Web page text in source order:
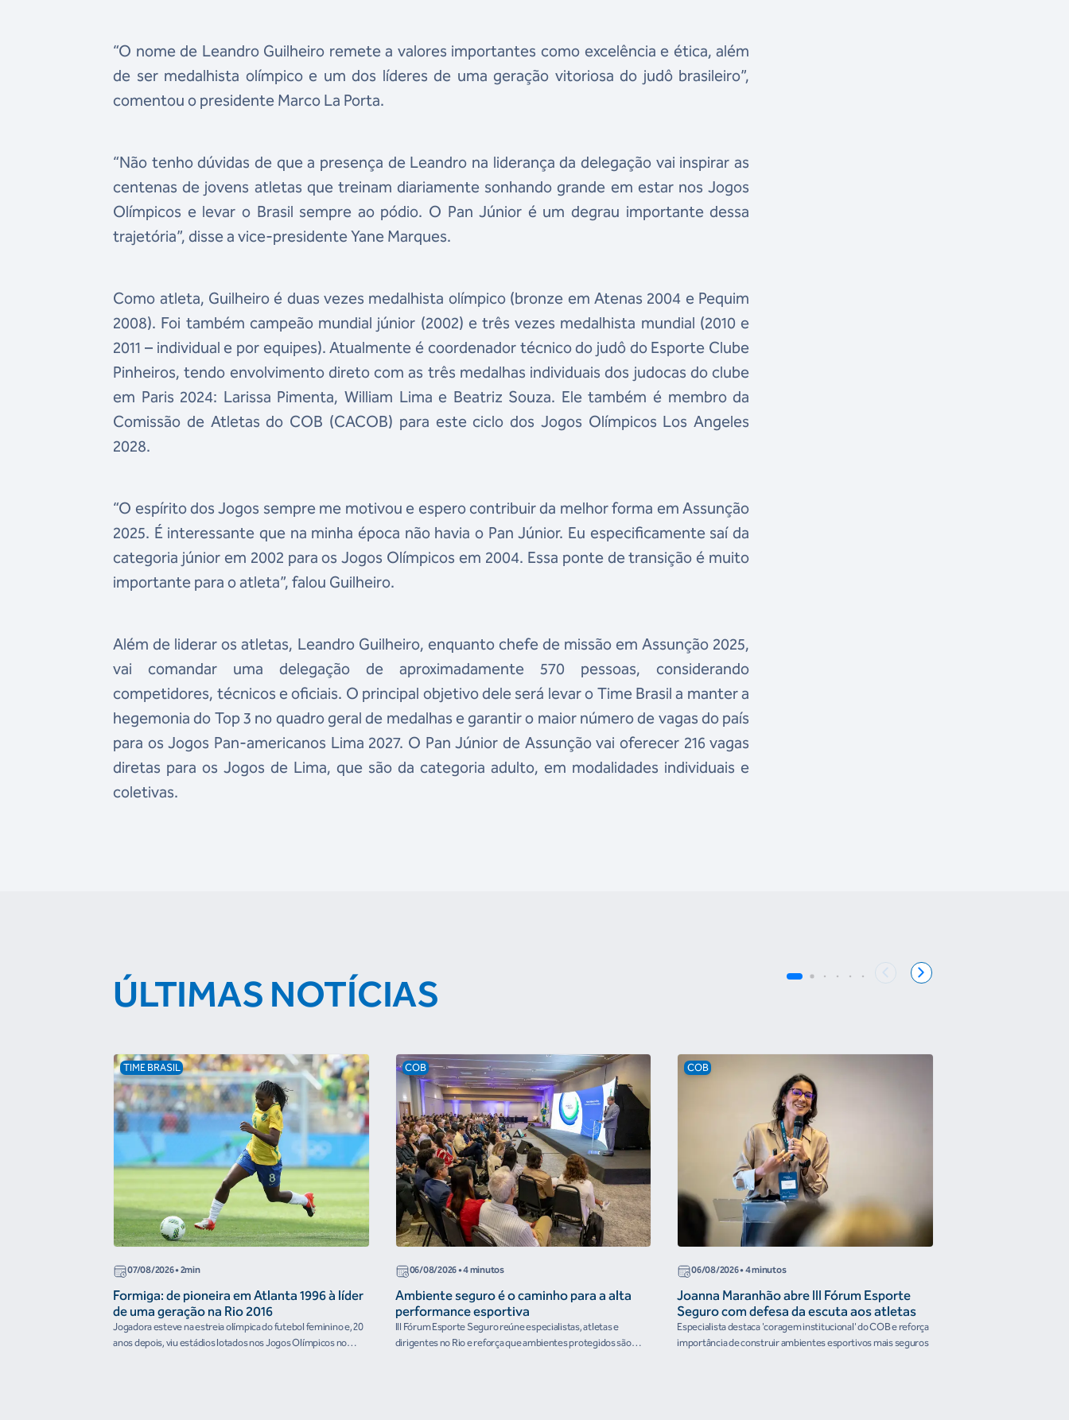
“O nome de Leandro Guilheiro remete a valores importantes como excelência e ética, além
de ser medalhista olímpico e um dos líderes de uma geração vitoriosa do judô brasileiro”,
comentou o presidente Marco La Porta.
“Não tenho dúvidas de que a presença de Leandro na liderança da delegação vai inspirar as
centenas de jovens atletas que treinam diariamente sonhando grande em estar nos Jogos
Olímpicos e levar o Brasil sempre ao pódio. O Pan Júnior é um degrau importante dessa
trajetória”, disse a vice-presidente Yane Marques.
Como atleta, Guilheiro é duas vezes medalhista olímpico (bronze em Atenas 2004 e Pequim
2008). Foi também campeão mundial júnior (2002) e três vezes medalhista mundial (2010 e
2011 – individual e por equipes). Atualmente é coordenador técnico do judô do Esporte Clube
Pinheiros, tendo envolvimento direto com as três medalhas individuais dos judocas do clube
em Paris 2024: Larissa Pimenta, William Lima e Beatriz Souza. Ele também é membro da
Comissão de Atletas do COB (CACOB) para este ciclo dos Jogos Olímpicos Los Angeles
2028.
“O espírito dos Jogos sempre me motivou e espero contribuir da melhor forma em Assunção
2025. É interessante que na minha época não havia o Pan Júnior. Eu especificamente saí da
categoria júnior em 2002 para os Jogos Olímpicos em 2004. Essa ponte de transição é muito
importante para o atleta”, falou Guilheiro.
Além de liderar os atletas, Leandro Guilheiro, enquanto chefe de missão em Assunção 2025,
vai comandar uma delegação de aproximadamente 570 pessoas, considerando
competidores, técnicos e oficiais. O principal objetivo dele será levar o Time Brasil a manter a
hegemonia do Top 3 no quadro geral de medalhas e garantir o maior número de vagas do país
para os Jogos Pan-americanos Lima 2027. O Pan Júnior de Assunção vai oferecer 216 vagas
diretas para os Jogos de Lima, que são da categoria adulto, em modalidades individuais e
coletivas.
ÚLTIMAS NOTÍCIAS
TIME BRASIL
07/08/2026• 2min
Formiga: de pioneira em Atlanta 1996 à líder
de uma geração na Rio 2016
Jogadora esteve na estreia olímpica do futebol feminino e, 20
anos depois, viu estádios lotados nos Jogos Olímpicos no
COB
06/08/2026• 4 minutos
Ambiente seguro é o caminho para a alta
performance esportiva
III Fórum Esporte Seguro reúne especialistas, atletas e
dirigentes no Rio e reforça que ambientes protegidos são
COB
06/08/2026• 4 minutos
Joanna Maranhão abre III Fórum Esporte
Seguro com defesa da escuta aos atletas
Especialista destaca 'coragem institucional' do COB e reforça
importância de construir ambientes esportivos mais seguros